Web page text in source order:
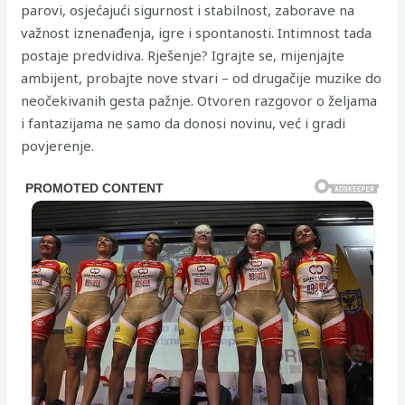
parovi, osjećajući sigurnost i stabilnost, zaborave na
važnost iznenađenja, igre i spontanosti. Intimnost tada
postaje predvidiva. Rješenje? Igrajte se, mijenjajte
ambijent, probajte nove stvari – od drugačije muzike do
neočekivanih gesta pažnje. Otvoren razgovor o željama
i fantazijama ne samo da donosi novinu, već i gradi
povjerenje.